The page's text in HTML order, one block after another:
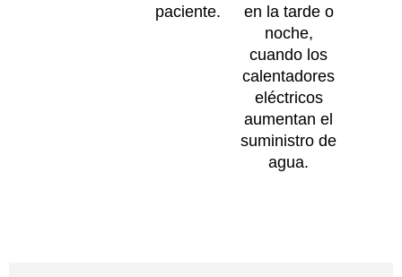
paciente.
en la tarde o
noche,
cuando los
calentadores
eléctricos
aumentan el
suministro de
agua.